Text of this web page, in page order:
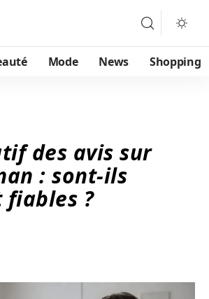
Mode News Shopping
des avis sur
: sont-ils
?